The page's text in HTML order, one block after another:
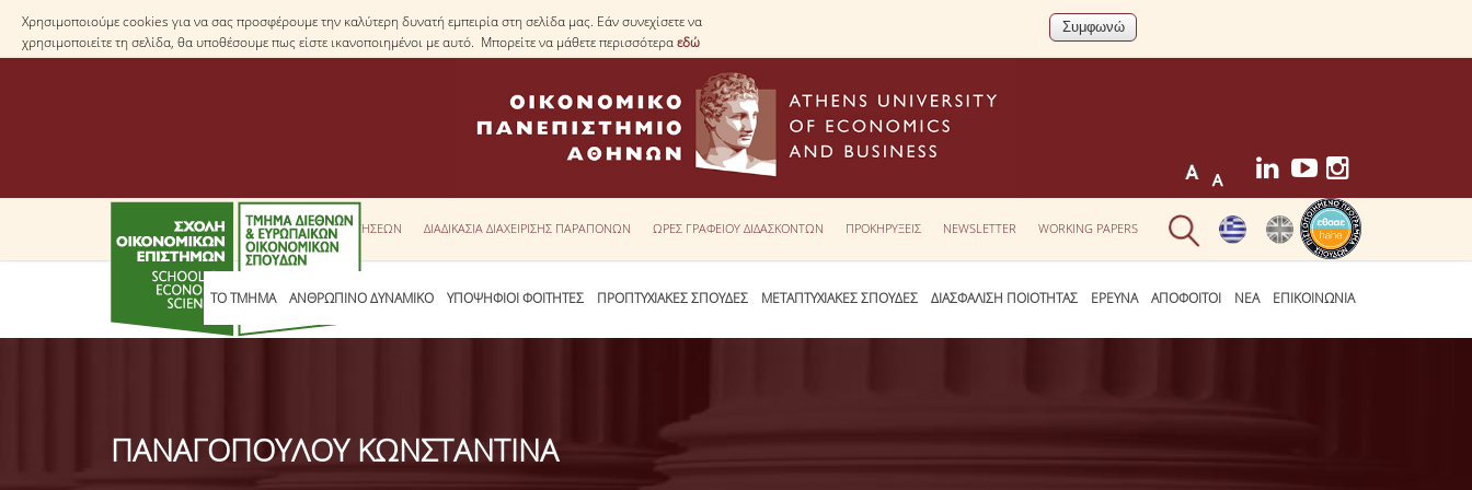
Χρησιμοποιούμε cookies για να σας προσφέρουμε την καλύτερη δυνατή εμπειρία στη σελίδα μας. Εάν συνεχίσετε να
χρησιμοποιείτε τη σελίδα, θα υποθέσουμε πως είστε ικανοποιημένοι με αυτό. Μπορείτε να μάθετε περισσότεραεδώ
ΕΝΤΥΠΑ ΑΙΤΗΣΕΩΝ ΔΙΑΔΙΚΑΣΙΑ ΔΙΑΧΕΙΡΙΣΗΣ ΠΑΡΑΠΟΝΩΝ ΩΡΕΣ ΓΡΑΦΕΙΟΥ ΔΙΔΑΣΚΟΝΤΩΝ ΠΡΟΚΗΡΥΞΕΙΣ NEWSLETTER WORKING PAPERS
ΤΟ ΤΜΗΜΑ ΑΝΘΡΩΠΙΝΟ ΔΥΝΑΜΙΚΟ ΥΠΟΨΗΦΙΟΙ ΦΟΙΤΗΤΕΣ ΠΡΟΠΤΥΧΙΑΚΕΣ ΣΠΟΥΔΕΣ ΜΕΤΑΠΤΥΧΙΑΚΕΣ ΣΠΟΥΔΕΣ ΔΙΑΣΦΑΛΙΣΗ ΠΟΙΟΤΗΤΑΣ ΕΡΕΥΝΑ ΑΠΟΦΟΙΤΟΙ ΝΕΑ ΕΠΙΚΟΙΝΩΝΙΑ
ΠΑΝΑΓΟΠΟΥΛΟΥ ΚΩΝΣΤΑΝΤΙΝΑ